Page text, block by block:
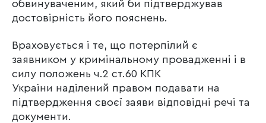
обвинуваченим, який би підтверджував
достовірність його пояснень.
Враховується і те, що потерпілий є
заявником у кримінальному провадженні і в
силу положень ч.2 ст.60 КПК
України наділений правом подавати на
підтвердження своєї заяви відповідні речі та
документи.